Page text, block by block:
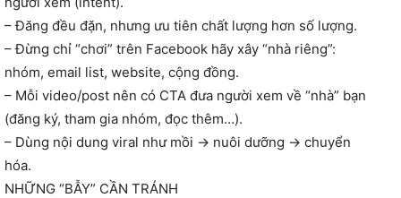
– Đăng đều đặn, nhưng ưu tiên chất lượng hơn số lượng.
– Đừng chỉ “chơi” trên Facebook hãy xây “nhà riêng”:
nhóm, email list, website, cộng đồng.
– Mỗi video/post nên có CTA đưa người xem về “nhà” bạn
(đăng ký, tham gia nhóm, đọc thêm…).
– Dùng nội dung viral như mồi → nuôi dưỡng → chuyển
hóa.
NHỮNG “BẪY” CẦN TRÁNH